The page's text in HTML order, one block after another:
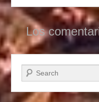
Los
Buscar